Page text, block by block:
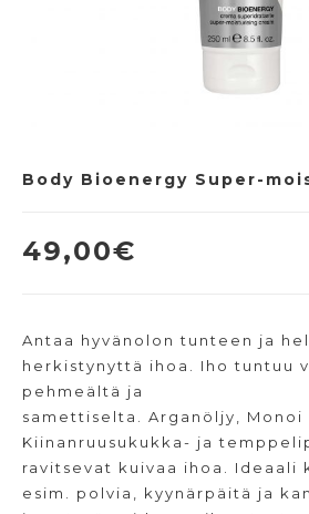
Body Bioenergy Super-
49,00€
Antaa hyvänolon tunteen ja
herkistynyttä ihoa. Iho tuntuu
pehmeältä ja
samettiselta. Arganöljy, Monoi
Kiinanruusukukka- ja
ravitsevat kuivaa ihoa. Ideaali
esim. polvia, kyynärpäitä ja